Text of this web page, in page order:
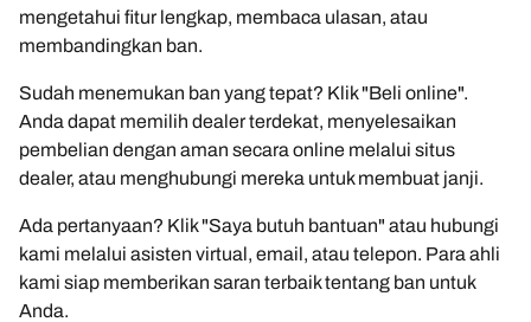
mengetahui fitur lengkap, membaca ulasan, atau
membandingkan ban.
Sudah menemukan ban yang tepat? Klik "Beli online".
Anda dapat memilih dealer terdekat, menyelesaikan
pembelian dengan aman secara online melalui situs
dealer, atau menghubungi mereka untuk membuat janji.
Ada pertanyaan? Klik "Saya butuh bantuan" atau hubungi
kami melalui asisten virtual, email, atau telepon. Para ahli
kami siap memberikan saran terbaik tentang ban untuk
Anda.